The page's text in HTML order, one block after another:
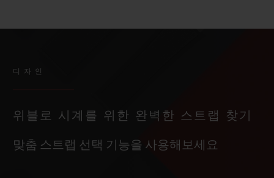
디자인
위블로 시계를 위한 완벽한 스트랩 찾기
맞춤 스트랩 선택 기능을 사용해보세요